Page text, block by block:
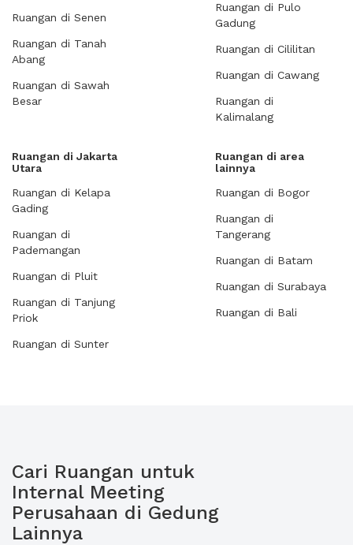
Ruangan di Senen
Ruangan di Tanah
Abang
Ruangan di Sawah
Besar
Ruangan di Pulo
Gadung
Ruangan di Cililitan
Ruangan di Cawang
Ruangan di
Kalimalang
Ruangan di Jakarta
Utara
Ruangan di Kelapa
Gading
Ruangan di
Pademangan
Ruangan di Pluit
Ruangan di Tanjung
Priok
Ruangan di Sunter
Ruangan di area
lainnya
Ruangan di Bogor
Ruangan di
Tangerang
Ruangan di Batam
Ruangan di Surabaya
Ruangan di Bali
Cari Ruangan untuk
Internal Meeting
Perusahaan di Gedung
Lainnya